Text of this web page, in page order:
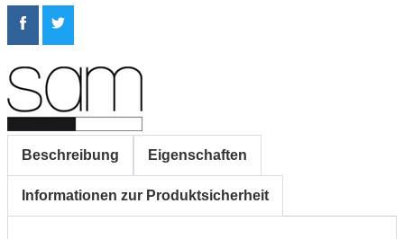
Beschreibung Eigenschaften
Informationen zur Produktsicherheit